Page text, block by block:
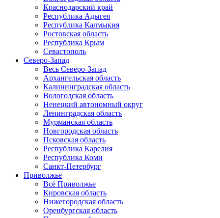
Краснодарский край
Республика Адыгея
Республика Калмыкия
Ростовская область
Республика Крым
Севастополь
Северо-Запад
Весь Северо-Запад
Архангельская область
Калининградская область
Вологодская область
Ненецкий автономный округ
Ленинградская область
Мурманская область
Новгородская область
Псковская область
Республика Карелия
Республика Коми
Санкт-Петербург
Приволжье
Всё Приволжье
Кировская область
Нижегородская область
Оренбургская область